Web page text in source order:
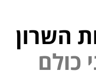
השרון